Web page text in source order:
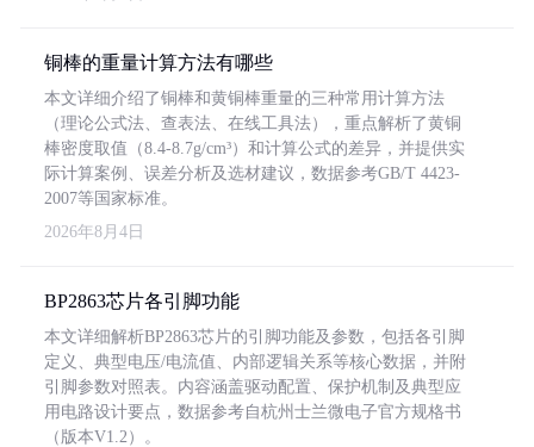
铜棒的重量计算方法有哪些
本文详细介绍了铜棒和黄铜棒重量的三种常用计算方法
（理论公式法、查表法、在线工具法），重点解析了黄铜
棒密度取值（8.4-8.7g/cm³）和计算公式的差异，并提供实
际计算案例、误差分析及选材建议，数据参考GB/T 4423-
2007等国家标准。
2026年8月4日
BP2863芯片各引脚功能
本文详细解析BP2863芯片的引脚功能及参数，包括各引脚
定义、典型电压/电流值、内部逻辑关系等核心数据，并附
引脚参数对照表。内容涵盖驱动配置、保护机制及典型应
用电路设计要点，数据参考自杭州士兰微电子官方规格书
（版本V1.2）。